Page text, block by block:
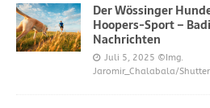
Der Wössinger
Hoopers-Sport –
Nachrichten
Juli 5, 2025 ©Img.
Jaromir_Chalabala/